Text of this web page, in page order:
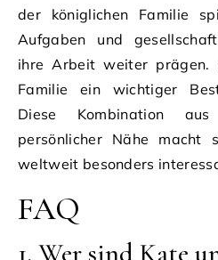
der königlichen Familie
Aufgaben und
ihre Arbeit weiter prägen.
Familie ein wichtiger
Diese Kombination
persönlicher Nähe macht
weltweit besonders
FAQ